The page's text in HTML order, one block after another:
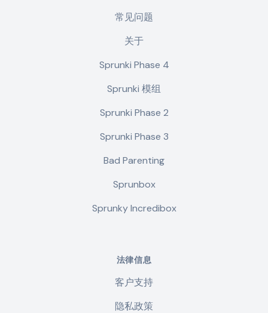
常见问题
关于
Sprunki Phase 4
Sprunki 模组
Sprunki Phase 2
Sprunki Phase 3
Bad Parenting
Sprunbox
Sprunky Incredibox
法律信息
客户支持
隐私政策